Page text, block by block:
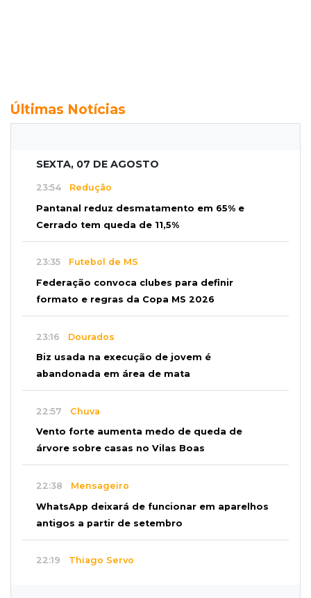
Últimas Notícias
SEXTA, 07 DE AGOSTO
23:54 Redução
Pantanal reduz desmatamento em 65% e
Cerrado tem queda de 11,5%
23:35 Futebol de MS
Federação convoca clubes para definir
formato e regras da Copa MS 2026
23:16 Dourados
Biz usada na execução de jovem é
abandonada em área de mata
22:57 Chuva
Vento forte aumenta medo de queda de
árvore sobre casas no Vilas Boas
22:38 Mensageiro
WhatsApp deixará de funcionar em aparelhos
antigos a partir de setembro
22:19 Thiago Servo